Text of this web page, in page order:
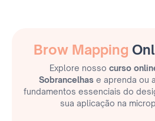
Brow Mapping
Explore nosso curso
Sobrancelhas e aprenda ou
fundamentos essenciais do
sua aplicação na